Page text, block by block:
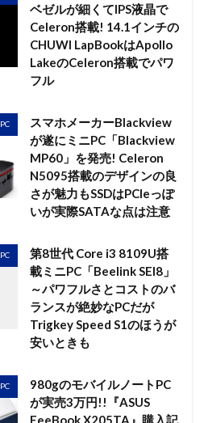
ベゼルが細くてIPS液晶で
Celeron搭載! 14.1インチの
CHUWI LapBookはApollo
LakeのCeleron搭載でパワ
フル
スマホメーカーBlackview
が遂にミニPC「Blackview
MP60」を発売! Celeron
N5095搭載のデザインの良
さが魅力もSSDはPCIeっぽ
いが実際SATAな点は注意
第8世代 Core i3 8109U搭
載ミニPC「Beelink SEI8」
～パワフルさとコストのバ
ランスが絶妙なPCだが
Trigkey Speed S1のほうが
安いときも
980gのモバイルノートPC
が実売3万円!!『ASUS
EeeBook X205TA』購入記